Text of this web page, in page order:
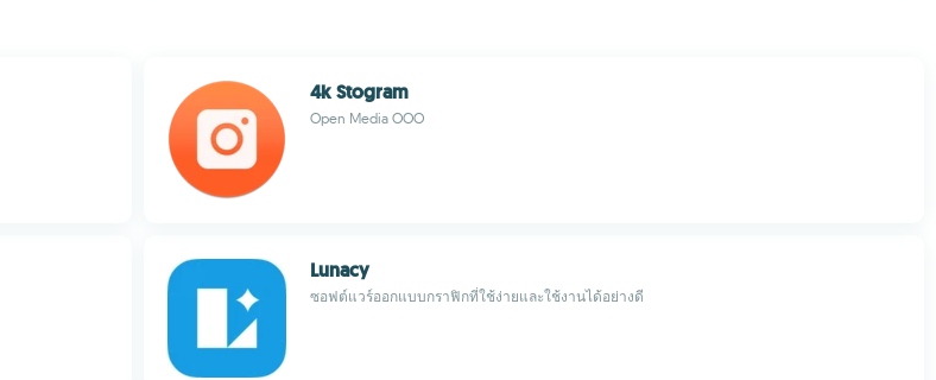
4k Stogram
Open Media OOO
Lunacy
ซอฟต์แวร์ออกแบบกราฟิกที่ใช้ง่ายและใช้งานได้อย่างดี